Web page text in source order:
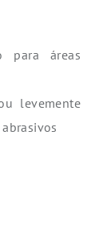
para áreas
levemente